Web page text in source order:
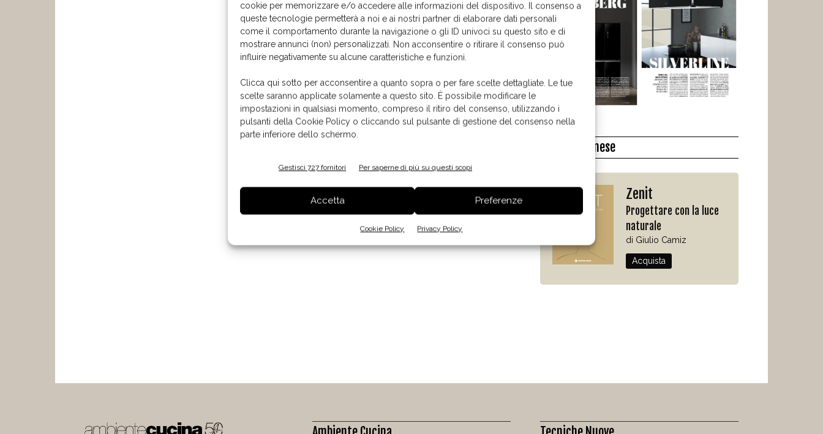
cookie per memorizzare e/o accedere alle informazioni del dispositivo. Il consenso a
queste tecnologie permetterà a noi e ai nostri partner di elaborare dati personali
come il comportamento durante la navigazione o gli ID univoci su questo sito e di
mostrare annunci (non) personalizzati. Non acconsentire o ritirare il consenso può
influire negativamente su alcune caratteristiche e funzioni.
Clicca qui sotto per acconsentire a quanto sopra o per fare scelte dettagliate. Le tue
scelte saranno applicate solamente a questo sito. È possibile modificare le
impostazioni in qualsiasi momento, compreso il ritiro del consenso, utilizzando i
pulsanti della Cookie Policy o cliccando sul pulsante di gestione del consenso nella
parte inferiore dello schermo.
Gestisci 727 fornitori Per saperne di più su questi scopi
Accetta Preferenze
Cookie Policy Privacy Policy
Il libro del mese
Zenit
Progettare con la luce
naturale
di Giulio Camiz
Acquista